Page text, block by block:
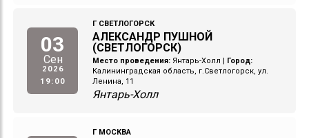
03
Сен
2026
19:00
Г СВЕТЛОГОРСК
АЛЕКСАНДР ПУШНОЙ
(СВЕТЛОГОРСК)
Место проведения: Янтарь-Холл
Город:
Калининградская область, г.Светлогорск, ул.
Ленина, 11
Янтарь-Холл
Г МОСКВА